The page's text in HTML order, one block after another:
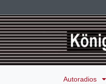
Autoradios